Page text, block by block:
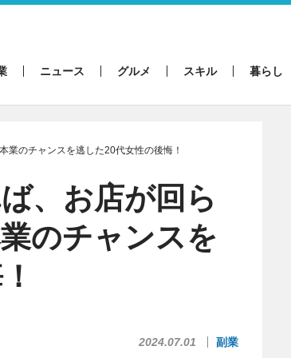
ニュース グルメ スキル 暮らし
業のチャンスを逃した20代女性の後悔！
、お店が回ら
のチャンスを
2024.07.01 副業